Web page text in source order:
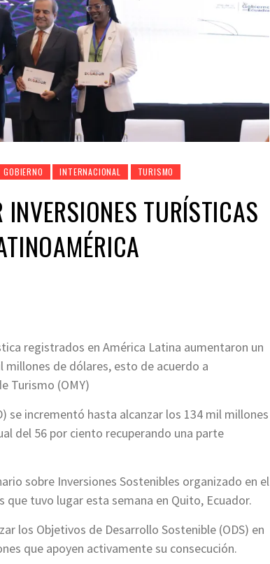
GOBIERNO INTERNACIONAL TURISMO
TURÍSTICAS
registrados en América Latina aumentaron un
de dólares, esto de acuerdo a
Turismo (OMY)
se incrementó hasta alcanzar los 134 mil millones
del 56 por ciento recuperando una parte
sobre Inversiones Sostenibles organizado en el
que tuvo lugar esta semana en Quito, Ecuador.
los Objetivos de Desarrollo Sostenible (ODS) en
que apoyen activamente su consecución.